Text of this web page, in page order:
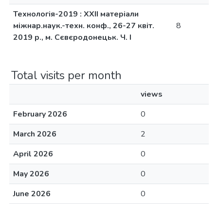
Технологія-2019 : XХIІ матеріали
міжнар.наук.-техн. конф., 26-27 квіт.
2019 р., м. Сєвєродонецьк. Ч. I
8
Total visits per month
views
February 2026
0
March 2026
2
April 2026
0
May 2026
0
June 2026
0